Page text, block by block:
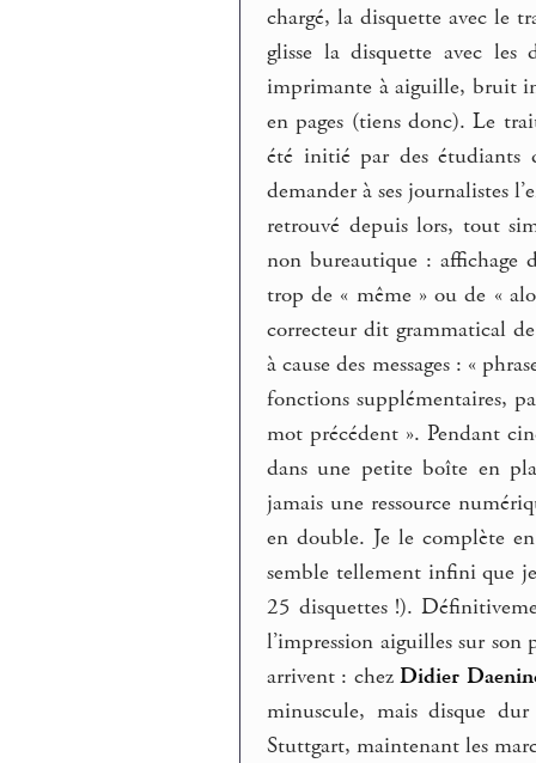
chargé, la disquette avec le
glisse la disquette avec les
imprimante à aiguille, bruit
en pages (tiens donc). Le
été initié par des étudiants
demander à ses journalistes
retrouvé depuis lors, tout
non bureautique : affichage
trop de « même » ou de «
correcteur dit grammatical
à cause des messages : «
fonctions supplémentaires,
mot précédent ». Pendant
dans une petite boîte en
jamais une ressource
en double. Je le complète
semble tellement infini que
25 disquettes !).
l’impression aiguilles sur
arrivent : chezDidier
minuscule, mais disque
Stuttgart, maintenant les